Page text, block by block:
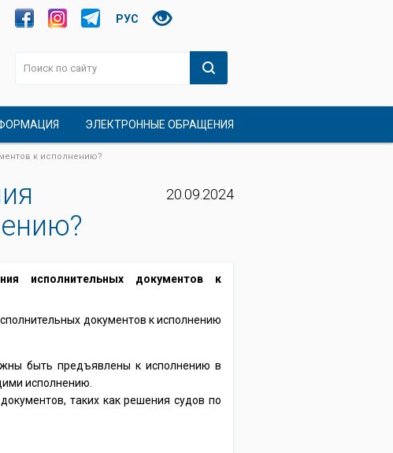
РУС
ЭЛЕКТРОННЫЕ ОБРАЩЕНИЯ
к исполнению?
20.09.2024
исполнительных документов к
документов к исполнению
быть предъявлены к исполнению в
исполнению.
таких как решения судов по